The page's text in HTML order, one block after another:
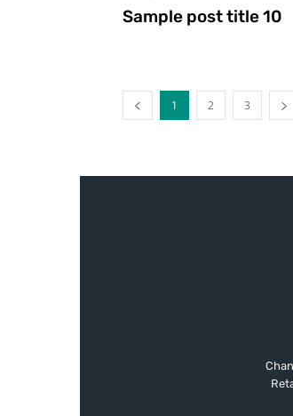
Sample post title 10
1 2 3